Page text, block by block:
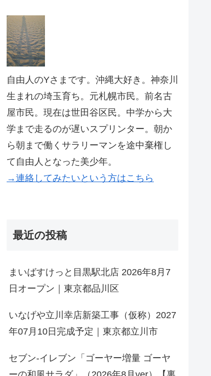
自由人のYさまです。沖縄大好き。神奈川
生まれの埼玉育ち。元札幌市民。前名古
屋市民。現在は世田谷区民。中学から大
学まで走るのが遅いスプリンター。朝か
ら朝まで働くサラリーマンを途中棄権し
て自由人となった美少年。
→連絡してみたいという方はこちら
最近の投稿
まいばすけっと目黒駅北店 2026年8月7
日オープン｜東京都品川区
いなげや立川幸店新築工事（仮称）2027
年07月10日完成予定｜東京都立川市
セブン-イレブン「ゴーヤー増量 ゴーヤ